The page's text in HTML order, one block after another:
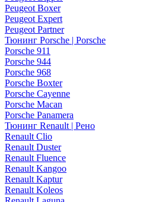
Peugeot Boxer
Peugeot Expert
Peugeot Partner
Тюнинг Porsche | Porsche
Porsche 911
Porsche 944
Porsche 968
Porsche Boxter
Porsche Cayenne
Porsche Macan
Porsche Panamera
Тюнинг Renault | Рено
Renault Clio
Renault Duster
Renault Fluence
Renault Kangoo
Renault Kaptur
Renault Koleos